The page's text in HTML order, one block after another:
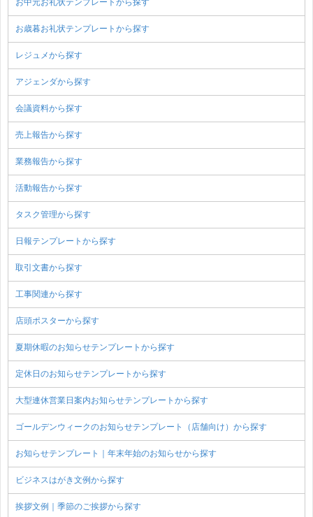
お中元お礼状テンプレートから探す
お歳暮お礼状テンプレートから探す
レジュメから探す
アジェンダから探す
会議資料から探す
売上報告から探す
業務報告から探す
活動報告から探す
タスク管理から探す
日報テンプレートから探す
取引文書から探す
工事関連から探す
店頭ポスターから探す
夏期休暇のお知らせテンプレートから探す
定休日のお知らせテンプレートから探す
大型連休営業日案内お知らせテンプレートから探す
ゴールデンウィークのお知らせテンプレート（店舗向け）から探す
お知らせテンプレート｜年末年始のお知らせから探す
ビジネスはがき文例から探す
挨拶文例｜季節のご挨拶から探す